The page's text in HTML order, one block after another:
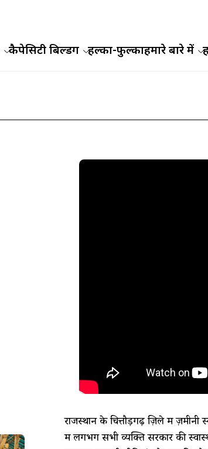
कैपेसिटी बिल्डिंग हल्का-फुल्काहमारे बारे में
राजस्थान के चित्तौड़गढ़ ज़िले में
में लगभग सभी व्यक्ति सरकार की